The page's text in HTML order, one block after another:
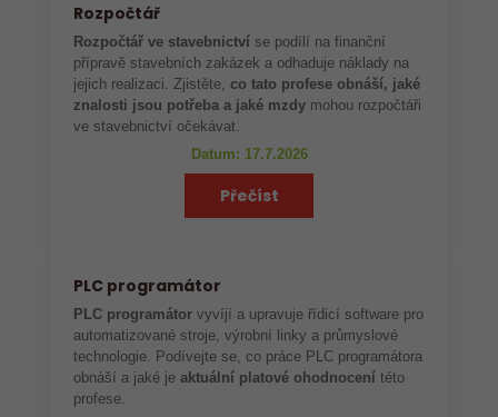
Rozpočtář
Rozpočtář ve stavebnictví se podílí na finanční
přípravě stavebních zakázek a odhaduje náklady na
jejich realizaci. Zjistěte,co tato profese obnáší, jaké
znalosti jsou potřeba a jaké mzdy mohou rozpočtáři
ve stavebnictví očekávat.
Datum: 17.7.2026
Přečíst
PLC programátor
PLC programátor vyvíjí a upravuje řídicí software pro
automatizované stroje, výrobní linky a průmyslové
technologie. Podívejte se, co práce PLC programátora
obnáší a jaké je aktuální platové ohodnocení této
profese.